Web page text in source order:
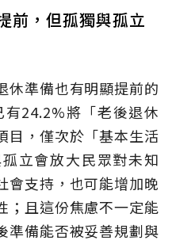
前，但孤獨與孤立
休準備也有明顯提前的
24.2%將「老後退休
目，僅次於「基本生活
立會放大民眾對未知
會支持，也可能增加晚
；且這份焦慮不一定能
準備能否被妥善規劃與